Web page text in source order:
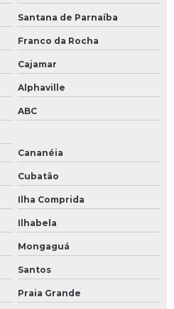
Santana de Parnaíba
Franco da Rocha
Cajamar
Alphaville
ABC
Cananéia
Cubatão
Ilha Comprida
Ilhabela
Mongaguá
Santos
Praia Grande